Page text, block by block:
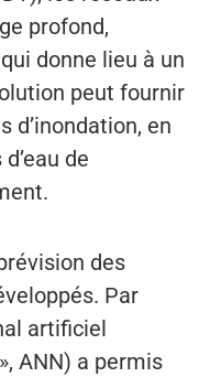
profond,
donne lieu à un
peut fournir
d’inondation, en
de
des
Par
artificiel
ANN) a permis